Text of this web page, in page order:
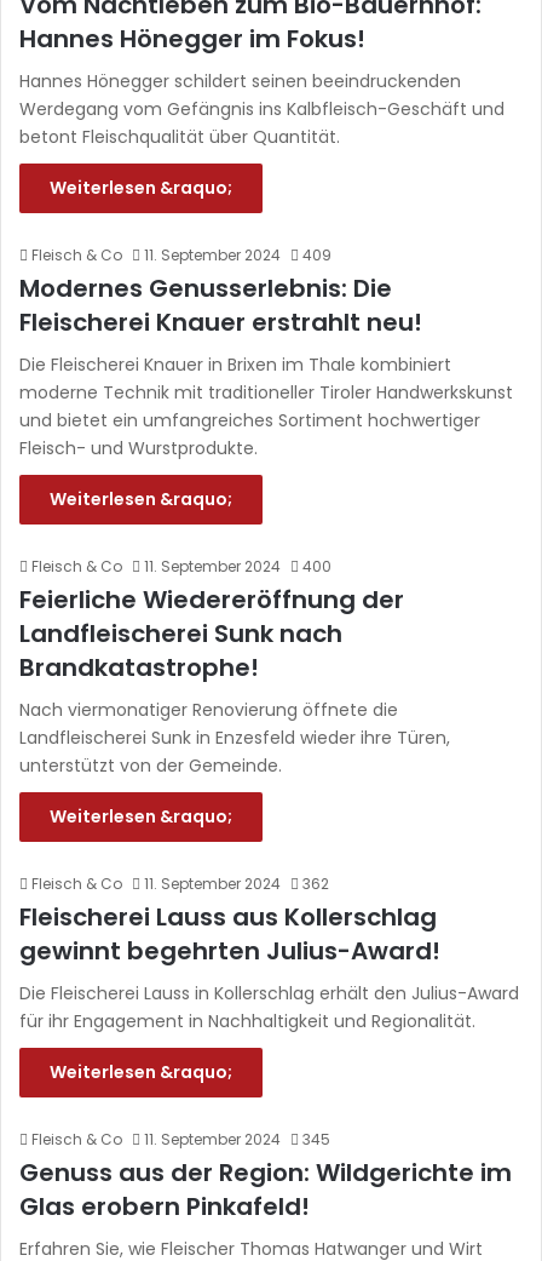
Hannes Hönegger im Fokus!
Hannes Hönegger schildert seinen beeindruckenden
Werdegang vom Gefängnis ins Kalbfleisch-Geschäft und
betont Fleischqualität über Quantität.
Weiterlesen &raquo;
Fleisch & Co 11. September 2024 409
Modernes Genusserlebnis: Die
Fleischerei Knauer erstrahlt neu!
Die Fleischerei Knauer in Brixen im Thale kombiniert
moderne Technik mit traditioneller Tiroler Handwerkskunst
und bietet ein umfangreiches Sortiment hochwertiger
Fleisch- und Wurstprodukte.
Weiterlesen &raquo;
Fleisch & Co 11. September 2024 400
Feierliche Wiedereröffnung der
Landfleischerei Sunk nach
Brandkatastrophe!
Nach viermonatiger Renovierung öffnete die
Landfleischerei Sunk in Enzesfeld wieder ihre Türen,
unterstützt von der Gemeinde.
Weiterlesen &raquo;
Fleisch & Co 11. September 2024 362
Fleischerei Lauss aus Kollerschlag
gewinnt begehrten Julius-Award!
Die Fleischerei Lauss in Kollerschlag erhält den Julius-Award
für ihr Engagement in Nachhaltigkeit und Regionalität.
Weiterlesen &raquo;
Fleisch & Co 11. September 2024 345
Genuss aus der Region: Wildgerichte im
Glas erobern Pinkafeld!
Erfahren Sie, wie Fleischer Thomas Hatwanger und Wirt